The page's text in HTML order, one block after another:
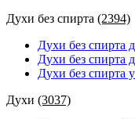
Духи без спирта (2394)
Духи без спирта
Духи без спирта
Духи без спирта
Духи (3037)